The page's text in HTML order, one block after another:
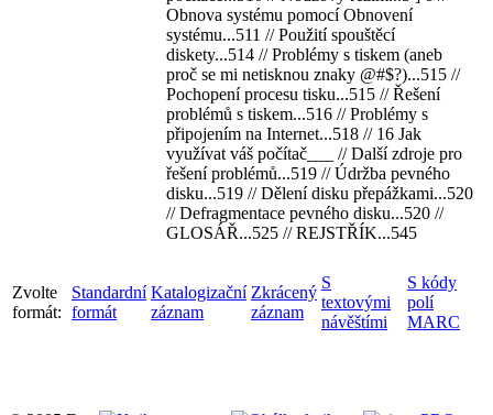
Obnova systému pomocí Obnovení
systému...511 // Použití spouštěcí
diskety...514 // Problémy s tiskem (aneb
proč se mi netisknou znaky @#$?)...515 //
Pochopení procesu tisku...515 // Řešení
problémů s tiskem...516 // Problémy s
připojením na Internet...518 // 16 Jak
využívat váš počítač___ // Další zdroje pro
řešení problémů...519 // Údržba pevného
disku...519 // Dělení disku přepážkami...520
// Defragmentace pevného disku...520 //
GLOSÁŘ...525 // REJSTŘÍK...545
Zvolte
formát:
Standardní
formát
Katalogizační
záznam
Zkrácený
záznam
S
textovými
návěštími
S kódy
polí
MARC